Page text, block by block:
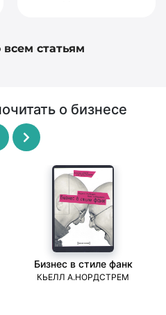
всем статьям
о бизнесе
Бизнес в стиле фанк
КЬЕЛЛ А.НОРДСТРЕМ